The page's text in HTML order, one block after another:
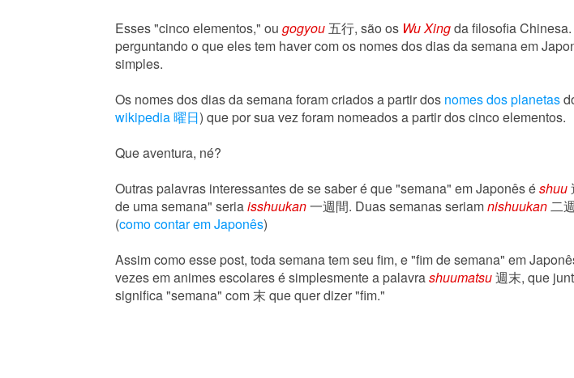
Esses "cinco elementos," ou gogyou五行, são os Wu Xingda filosofia
perguntando o que eles tem haver com os nomes dos dias da semana em
simples.
Os nomes dos dias da semana foram criados a partir dos nomes dos planetas
wikipedia 曜日) que por sua vez foram nomeados a partir dos cinco elementos.
Que aventura, né?
Outras palavras interessantes de se saber é que "semana" em Japonês éshuu
de uma semana" seriaisshuukan一週間. Duas semanas seriamnishuukan二
(como contar em Japonês)
Assim como esse post, toda semana tem seu fim, e "fim de semana" em
vezes em animes escolares é simplesmente a palavrashuumatsu週末, que
significa "semana" com 末 que quer dizer "fim."